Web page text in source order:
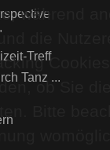
Treff
Tanz ...
während
die
ob Sie
Bitte